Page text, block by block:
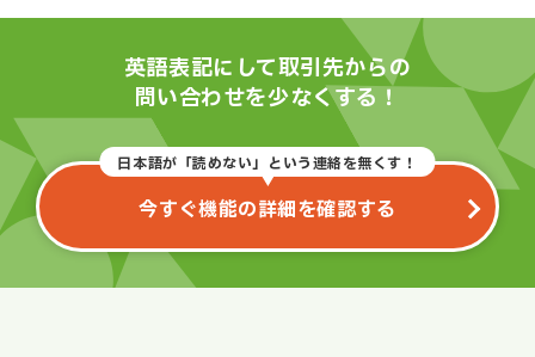
英語表記にして取引先からの
問い合わせを少なくする！
日本語が「読めない」という連絡を無くす！
今すぐ機能の詳細を確認する